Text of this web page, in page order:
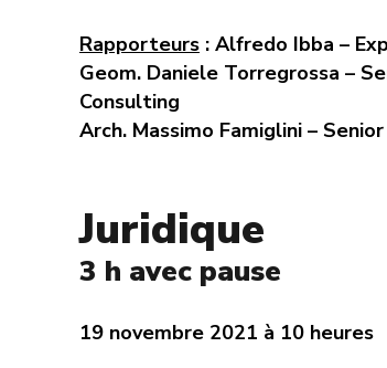
Rapporteurs : Alfredo Ibba –
Geom. Daniele Torregrossa –
Consulting
Arch. Massimo Famiglini –
Juridique
3 h avec pause
19 novembre 2021 à 10 heures